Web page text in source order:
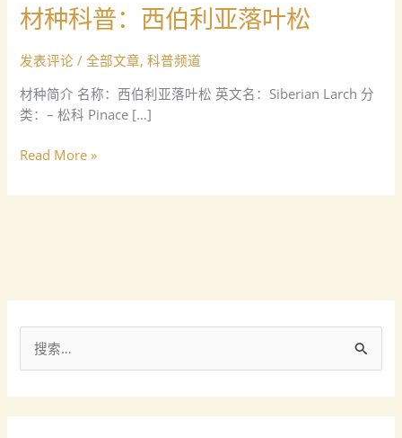
索
：
材种科普：西伯利亚落叶松
发表评论 /全部文章,科普频道
材种简介 名称：西伯利亚落叶松 英文名：Siberian Larch 分
类：– 松科 Pinace […]
材
种
科
普：
西
伯
亚
叶
Read More »